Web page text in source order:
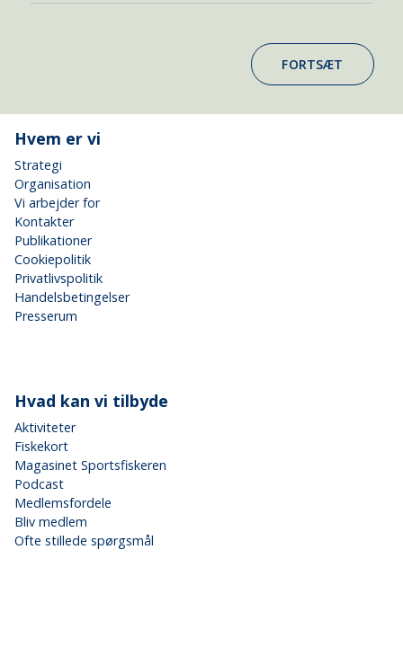
FORTSÆT
Hvem er vi
Strategi
Organisation
Vi arbejder for
Kontakter
Publikationer
Cookiepolitik
Privatlivspolitik
Handelsbetingelser
Presserum
Hvad kan vi tilbyde
Aktiviteter
Fiskekort
Magasinet Sportsfiskeren
Podcast
Medlemsfordele
Bliv medlem
Ofte stillede spørgsmål